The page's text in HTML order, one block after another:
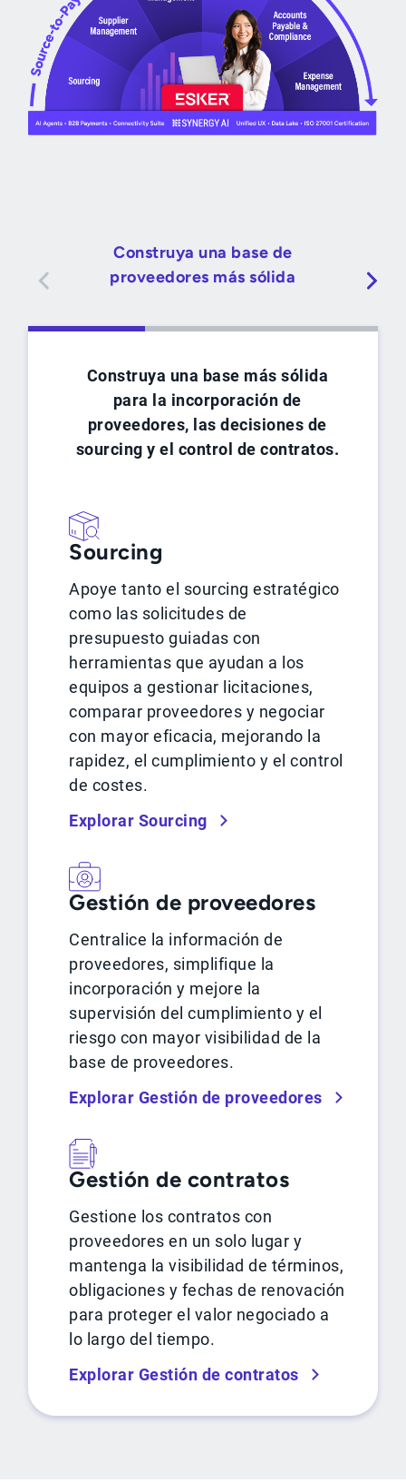
Construya una base de
proveedores más sólida
Construya una base más sólida
para la incorporación de
proveedores, las decisiones de
sourcing y el control de contratos.
Sourcing
Apoye tanto el sourcing estratégico
como las solicitudes de
presupuesto guiadas con
herramientas que ayudan a los
equipos a gestionar licitaciones,
comparar proveedores y negociar
con mayor eficacia, mejorando la
rapidez, el cumplimiento y el control
de costes.
Explorar Sourcing
Gestión de proveedores
Centralice la información de
proveedores, simplifique la
incorporación y mejore la
supervisión del cumplimiento y el
riesgo con mayor visibilidad de la
base de proveedores.
Explorar Gestión de proveedores
Gestión de contratos
Gestione los contratos con
proveedores en un solo lugar y
mantenga la visibilidad de términos,
obligaciones y fechas de renovación
para proteger el valor negociado a
lo largo del tiempo.
Explorar Gestión de contratos